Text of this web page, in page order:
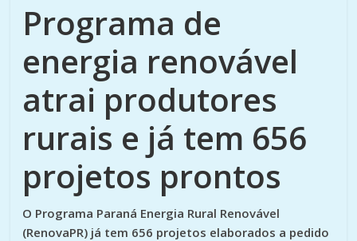
Programa de
energia renovável
atrai produtores
rurais e já tem 656
projetos prontos
O Programa Paraná Energia Rural Renovável
(RenovaPR) já tem 656 projetos elaborados a pedido